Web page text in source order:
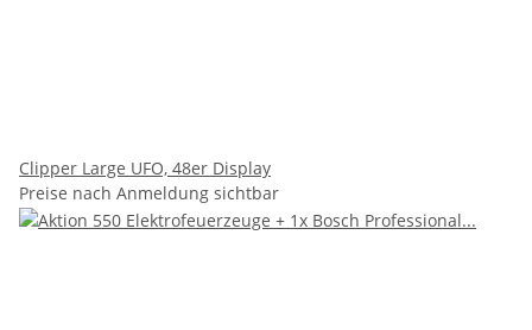
Clipper Large UFO, 48er Display
Preise nach Anmeldung sichtbar